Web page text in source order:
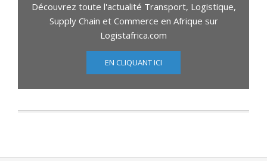
Découvrez toute l'actualité Transport, Logistique,
Supply Chain et Commerce en Afrique sur
Logistafrica.com
EN CLIQUANT ICI